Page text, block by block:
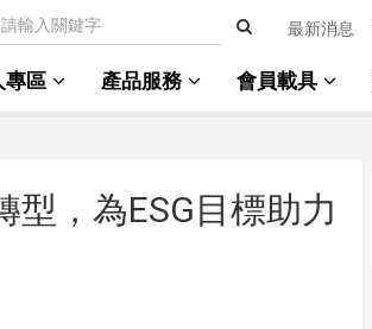
最新消息
專區 產品服務 會員載具
，為ESG目標助力